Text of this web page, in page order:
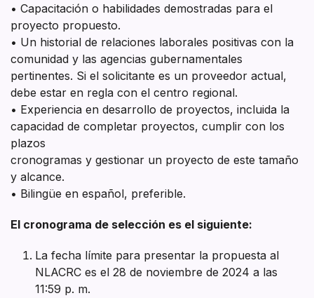
• Capacitación o habilidades demostradas para el
proyecto propuesto.
• Un historial de relaciones laborales positivas con la
comunidad y las agencias gubernamentales
pertinentes. Si el solicitante es un proveedor actual,
debe estar en regla con el centro regional.
• Experiencia en desarrollo de proyectos, incluida la
capacidad de completar proyectos, cumplir con los
plazos
cronogramas y gestionar un proyecto de este tamaño
y alcance.
• Bilingüe en español, preferible.
El cronograma de selección es el siguiente:
La fecha límite para presentar la propuesta al
NLACRC es el 28 de noviembre de 2024 a las
11:59 p. m.